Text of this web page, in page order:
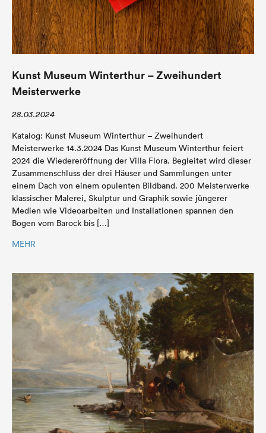
Kunst Museum Winterthur – Zweihundert
Meisterwerke
28.03.2024
Katalog: Kunst Museum Winterthur – Zweihundert
Meisterwerke 14.3.2024 Das Kunst Museum Winterthur feiert
2024 die Wiedereröffnung der Villa Flora. Begleitet wird dieser
Zusammenschluss der drei Häuser und Sammlungen unter
einem Dach von einem opulenten Bildband. 200 Meisterwerke
klassischer Malerei, Skulptur und Graphik sowie jüngerer
Medien wie Videoarbeiten und Installationen spannen den
Bogen vom Barock bis […]
MEHR